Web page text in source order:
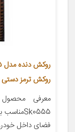
روکش ترمز دستی
معرفی
فضای داخل